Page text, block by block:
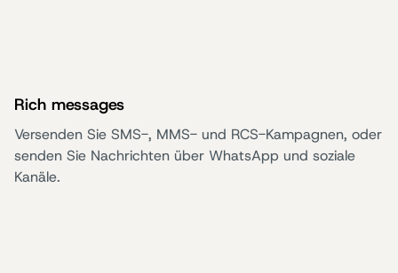
Rich messages
Versenden Sie SMS-, MMS- und RCS-Kampagnen, oder
senden Sie Nachrichten über WhatsApp und soziale
Kanäle.